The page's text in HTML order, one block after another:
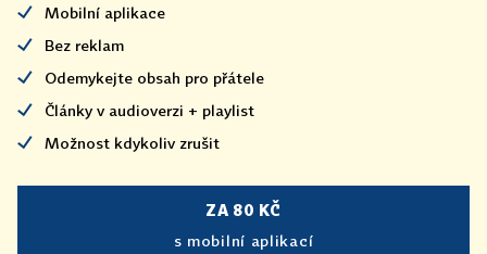
Mobilní aplikace
Bez reklam
Odemykejte obsah pro přátele
Články v audioverzi + playlist
Možnost kdykoliv zrušit
ZA 80 KČ
s mobilní aplikací